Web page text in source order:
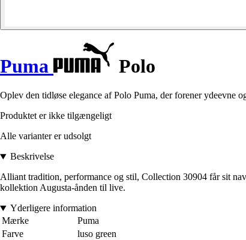
Puma Polo
Oplev den tidløse elegance af Polo Puma, der forener ydeevne
Produktet er ikke tilgængeligt
Alle varianter er udsolgt
Beskrivelse
Alliant tradition, performance og stil, Collection 30904 får sit
kollektion Augusta-ånden til live.
Yderligere information
Mærke
Puma
Farve
luso green